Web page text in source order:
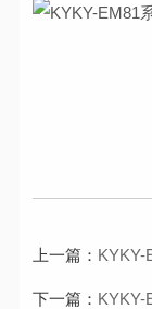
上一篇： KYKY-
下一篇： KYKY-